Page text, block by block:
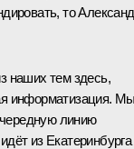
то
наших тем здесь,
информатизация.
линию
из Екатеринбурга